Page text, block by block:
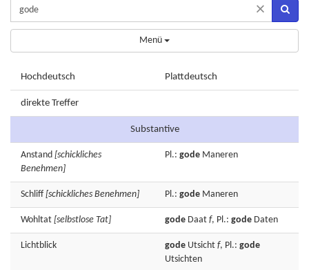
×
Menü
Hochdeutsch Plattdeutsch
direkte Treffer
Substantive
Anstand [schickliches
Benehmen]
Pl.: gode Maneren
Schliff [schickliches Benehmen] Pl.: gode Maneren
Wohltat [selbstlose Tat] gode Daat f, Pl.: gode Daten
Lichtblick gode Utsicht f, Pl.: gode
Utsichten